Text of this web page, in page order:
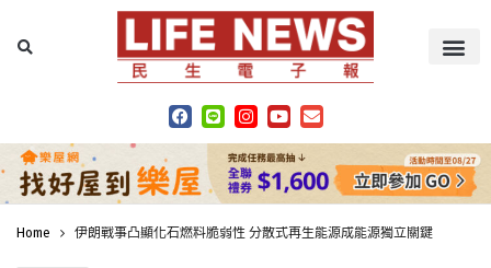
Home 伊朗戰事凸顯化石燃料脆弱性 分散式再生能源成能源獨立關鍵